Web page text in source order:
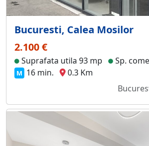
Bucuresti, Calea Mosilor
2.100 €
Suprafata utila 93 mp Sp.
M 16 min.
0.3 Km